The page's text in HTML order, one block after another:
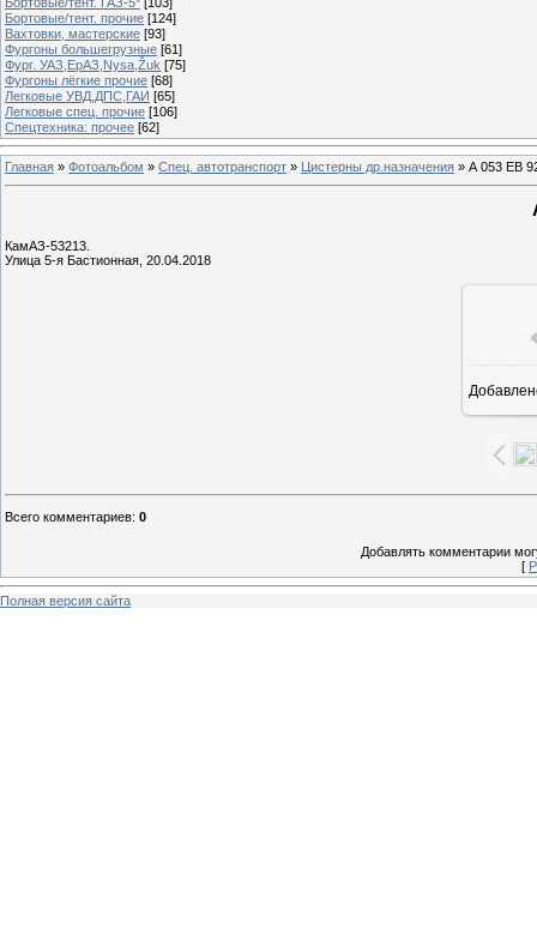
Бортовые/тент. прочие [124]
Вахтовки, мастерские [93]
Фургоны большегрузные [61]
Фург. УАЗ,ЕрАЗ,Nysa,Žuk [75]
Фургоны лёгкие прочие [68]
Легковые УВД,ДПС,ГАИ [65]
Легковые спец. прочие [106]
Спецтехника: прочее [62]
Главная » Фотоальбом » Спец. автотранспорт » Цистерны др.назначения » А 053 ЕВ
КамАЗ-53213.
Улица 5-я Бастионная, 20.04.2018
Всего комментариев: 0
Добавлять комментарии
[
Полная версия сайта